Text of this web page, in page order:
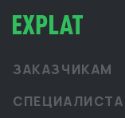
ЗАКАЗЧИКАМ